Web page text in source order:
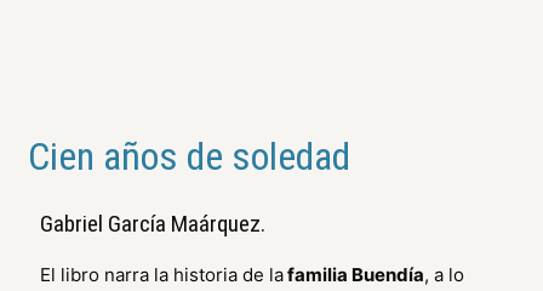
Cien años de soledad
Gabriel García Maárquez.
El libro narra la historia de lafamilia Buendía, a lo